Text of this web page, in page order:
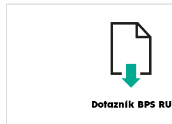
Dotazník BPS RU